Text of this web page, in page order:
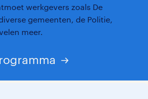
werkgevers zoals De
gemeenten, de Politie,
meer.